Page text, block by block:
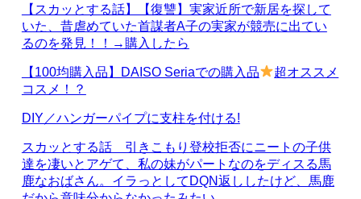
【スカッとする話】【復讐】実家近所で新居を探して
いた、昔虐めていた首謀者A子の実家が競売に出てい
るのを発見！！→購入したら
【100均購入品】DAISO Seriaでの購入品
超オススメ
コスメ！？
DIY／ハンガーパイプに支柱を付ける!
スカッとする話 引きこもり登校拒否にニートの子供
達を凄いとアゲて、私の妹がパートなのをディスる馬
鹿なおばさん。イラっとしてDQN返ししたけど、馬鹿